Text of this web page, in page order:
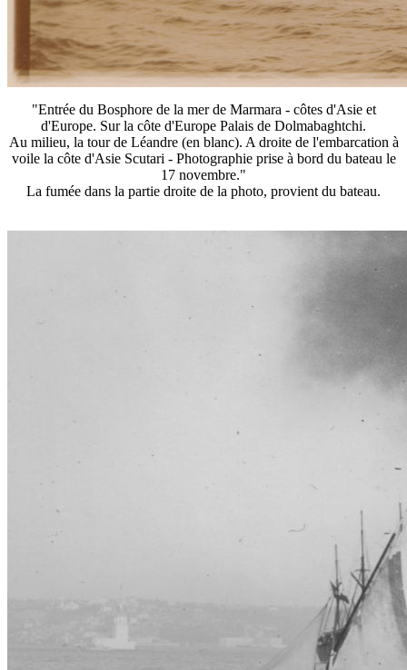
"Entrée du Bosphore de la mer de Marmara - côtes d'Asie et
d'Europe. Sur la côte d'Europe Palais de Dolmabaghtchi.
Au milieu, la tour de Léandre (en blanc). A droite de l'embarcation à
voile la côte d'Asie Scutari - Photographie prise à bord du bateau le
17 novembre."
La fumée dans la partie droite de la photo, provient du bateau.